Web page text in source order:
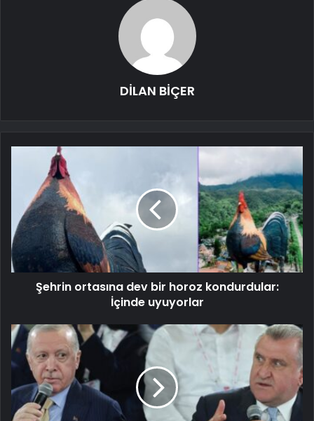
DİLAN BİÇER
Şehrin ortasına dev bir horoz kondurdular:
İçinde uyuyorlar